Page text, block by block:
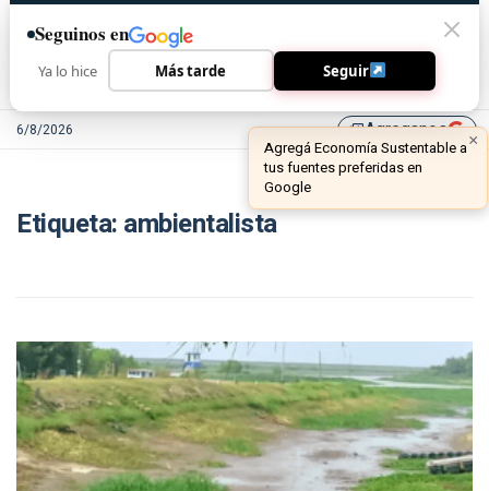
6/8/2026 library_addAgreganos ×
Agregá Economía Sustentable a
tus fuentes preferidas en
Google
Etiqueta: ambientalista
Seguinos en
Ya lo hice Más tarde Seguir